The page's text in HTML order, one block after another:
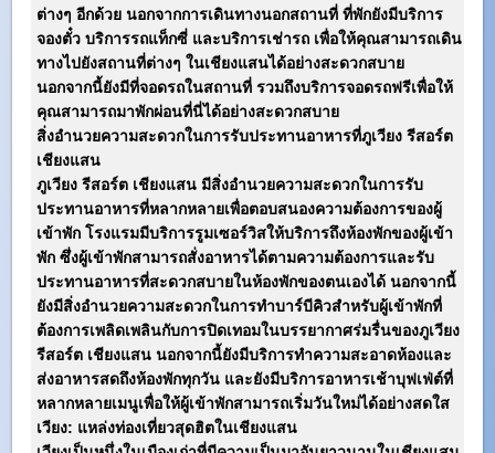
ต่างๆ อีกด้วย นอกจากการเดินทางนอกสถานที่ ที่พักยังมีบริการ
จองตั๋ว บริการรถแท็กซี่ และบริการเช่ารถ เพื่อให้คุณสามารถเดิน
ทางไปยังสถานที่ต่างๆ ในเชียงแสนได้อย่างสะดวกสบาย
นอกจากนี้ยังมีที่จอดรถในสถานที่ รวมถึงบริการจอดรถฟรีเพื่อให้
คุณสามารถมาพักผ่อนที่นี่ได้อย่างสะดวกสบาย
สิ่งอำนวยความสะดวกในการรับประทานอาหารที่ภูเวียง รีสอร์ต
เชียงแสน
ภูเวียง รีสอร์ต เชียงแสน มีสิ่งอำนวยความสะดวกในการรับ
ประทานอาหารที่หลากหลายเพื่อตอบสนองความต้องการของผู้
เข้าพัก โรงแรมมีบริการรูมเซอร์วิสให้บริการถึงห้องพักของผู้เข้า
พัก ซึ่งผู้เข้าพักสามารถสั่งอาหารได้ตามความต้องการและรับ
ประทานอาหารที่สะดวกสบายในห้องพักของตนเองได้ นอกจากนี้
ยังมีสิ่งอำนวยความสะดวกในการทำบาร์บีคิวสำหรับผู้เข้าพักที่
ต้องการเพลิดเพลินกับการปิดเทอมในบรรยากาศร่มรื่นของภูเวียง
รีสอร์ต เชียงแสน นอกจากนี้ยังมีบริการทำความสะอาดห้องและ
ส่งอาหารสดถึงห้องพักทุกวัน และยังมีบริการอาหารเช้าบุฟเฟ่ต์ที่
หลากหลายเมนูเพื่อให้ผู้เข้าพักสามารถเริ่มวันใหม่ได้อย่างสดใส
เวียง: แหล่งท่องเที่ยวสุดฮิตในเชียงแสน